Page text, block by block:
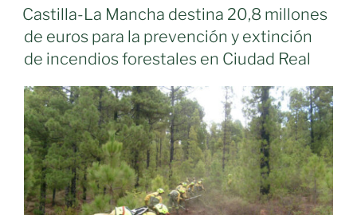
EL
Castilla-La Mancha destina 20,8 millones
de euros para la prevención y extinción
de incendios forestales en Ciudad Real